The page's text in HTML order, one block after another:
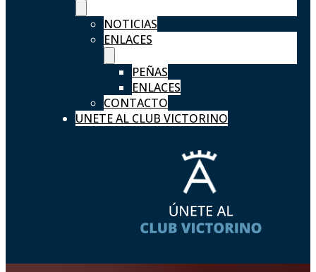
NOTICIAS
ENLACES
PEÑAS
ENLACES
CONTACTO
UNETE AL CLUB VICTORINO